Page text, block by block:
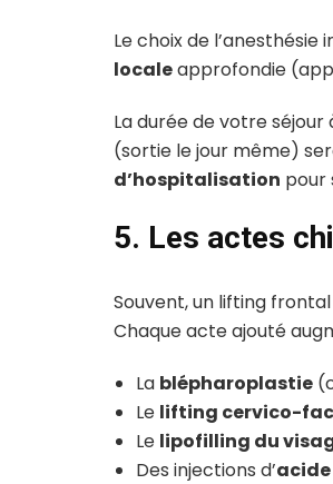
Le choix de l’anesthésie
localeapprofondie
La durée de votre
(sortie le jour même)
d’hospitalisation pour
5. Les actes
Souvent, un lifting
Chaque acte ajouté
La blépharoplastie
Le lifting cervico-
Le lipofilling du
Des injections d’